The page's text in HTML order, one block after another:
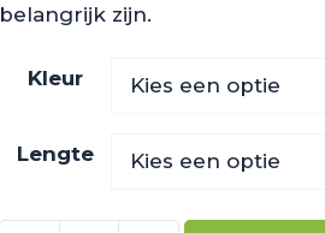
belangrijk zijn.
Kleur
Lengte